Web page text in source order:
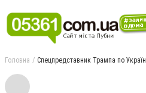
Головна Спецпредставник Трампа по